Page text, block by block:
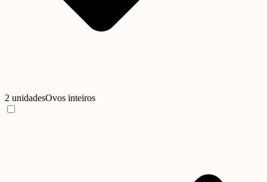
2 unidadesOvos inteiros